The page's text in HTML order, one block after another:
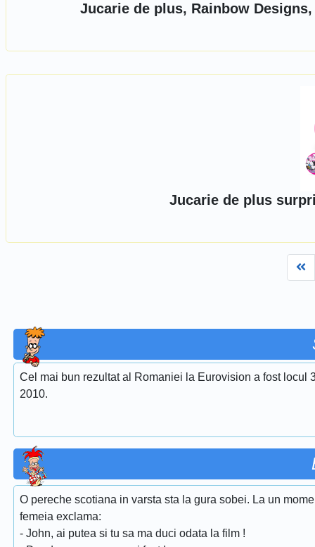
Jucarie de plus, Rainbow
Jucarie de plus
Cel mai bun rezultat al Romaniei la Eurovision a fost
2010.
O pereche scotiana in varsta sta la gura sobei. La un
femeia exclama:
- John, ai putea si tu sa ma duci odata la film !